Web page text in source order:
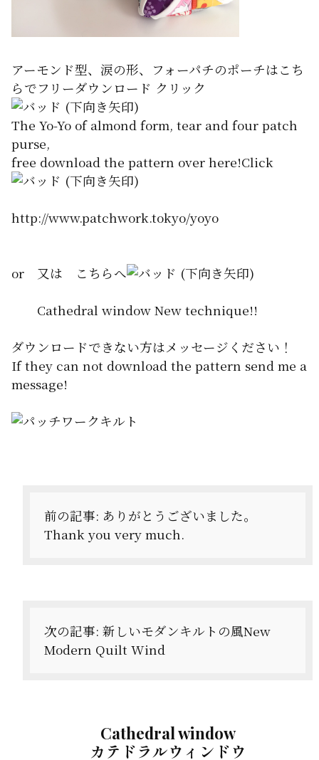
アーモンド型、涙の形、フォーパチのポーチはこち
らでフリーダウンロード クリック
The Yo-Yo of almond form, tear and four patch
purse,
free download the pattern over here!Click
http://www.patchwork.tokyo/yoyo
or 又は こちらへ
Cathedral window New technique!!
ダウンロードできない方はメッセージください！
If they can not download the pattern send me a
message!
前の記事: ありがとうございました。
Thank you very much.
次の記事: 新しいモダンキルトの風New
Modern Quilt Wind
Cathedral window
カテドラルウィンドウ